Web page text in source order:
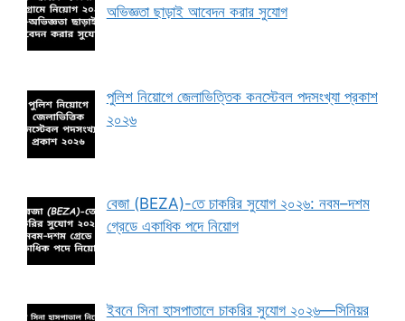
অভিজ্ঞতা ছাড়াই আবেদন করার সুযোগ
পুলিশ নিয়োগে জেলাভিত্তিক কনস্টেবল পদসংখ্যা প্রকাশ
২০২৬
বেজা (BEZA)-তে চাকরির সুযোগ ২০২৬: নবম–দশম
গ্রেডে একাধিক পদে নিয়োগ
ইবনে সিনা হাসপাতালে চাকরির সুযোগ ২০২৬—সিনিয়র